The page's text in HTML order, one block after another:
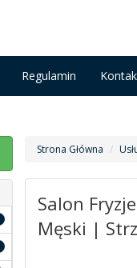
Regulamin
Strona Główna
Salon
Męski |